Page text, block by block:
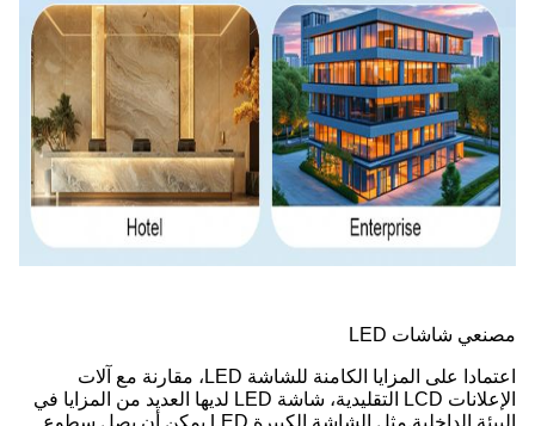
مصنعي شاشات LED
اعتمادا على المزايا الكامنة للشاشة LED، مقارنة مع آلات
الإعلانات LCD التقليدية، شاشة LED لديها العديد من المزايا في
البيئة الداخلية.مثل الشاشة الكبيرة LED يمكن أن يصل سطوع